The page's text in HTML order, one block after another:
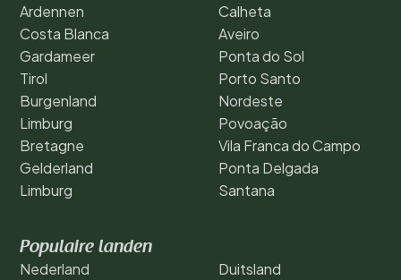
Ardennen
Costa Blanca
Gardameer
Tirol
Burgenland
Limburg
Bretagne
Gelderland
Limburg
Calheta
Aveiro
Ponta do Sol
Porto Santo
Nordeste
Povoação
Vila Franca do Campo
Ponta Delgada
Santana
Populaire landen
Nederland
Duitsland